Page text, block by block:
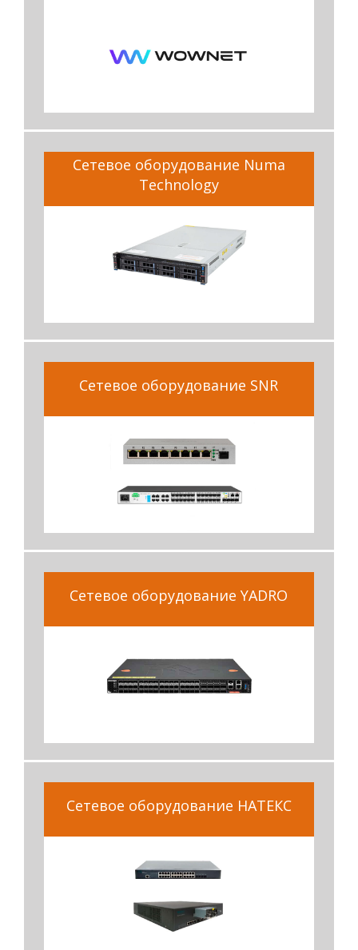
Сетевое оборудование Numa
Technology
Сетевое оборудование SNR
Сетевое оборудование YADRO
Сетевое оборудование НАТЕКС